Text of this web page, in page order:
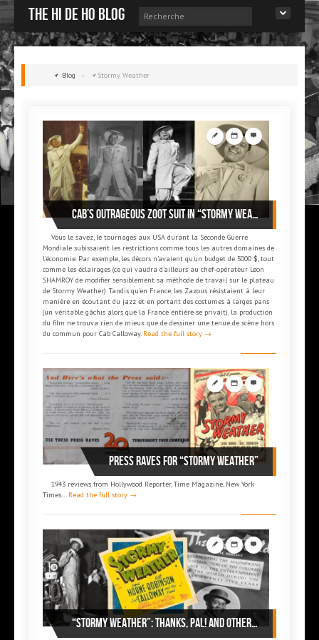
The Hi de Ho blog
Blog » Stormy Weather
Cab’s outrageous zoot suit in “Stormy Weather”
Vous le savez, le tournages aux USA durant la Seconde Guerre
Mondiale subissaient les restrictions comme tous les autres domaines de
l'économie. Par exemple, les décors n'avaient qu'un budget de 5000 $, tout
comme les éclairages (ce qui vaudra d'ailleurs au chef-opérateur Leon
SHAMROY de modifier sensiblement sa méthode de travail sur le plateau
de Stormy Weather). Tandis qu'en France, les Zazous résistaient à leur
manière en écoutant du jazz et en portant des costumes à larges pans
(un véritable gâchis alors que la France entière se privait), la production
du film ne trouva rien de mieux que de dessiner une tenue de scène hors
du commun pour Cab Calloway. Read the full story →
Press raves for “Stormy Weather”
1943 reviews from Hollywood Reporter, Time Magazine, New York
Times... Read the full story →
“Stormy Weather”: Thanks, pal! and other anecdotes